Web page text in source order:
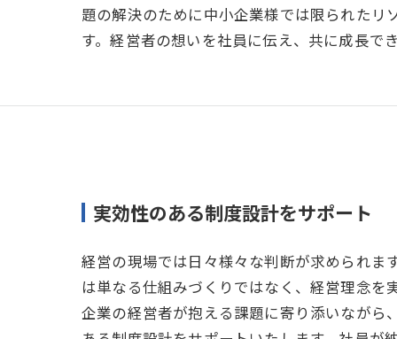
題の解決のために中小企業様では限られた
す。経営者の想いを社員に伝え、共に成長で
実効性のある制度設計をサポート
経営の現場では日々様々な判断が求められま
は単なる仕組みづくりではなく、経営理念を
企業の経営者が抱える課題に寄り添いながら